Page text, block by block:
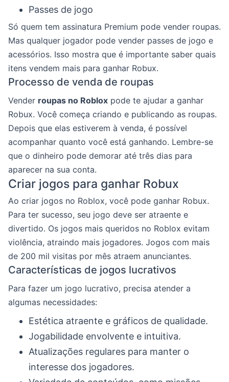
Passes de jogo
Só quem tem assinatura Premium pode vender roupas.
Mas qualquer jogador pode vender passes de jogo e
acessórios. Isso mostra que é importante saber quais
itens vendem mais para ganhar Robux.
Processo de venda de roupas
Vender roupas no Roblox pode te ajudar a ganhar
Robux. Você começa criando e publicando as roupas.
Depois que elas estiverem à venda, é possível
acompanhar quanto você está ganhando. Lembre-se
que o dinheiro pode demorar até três dias para
aparecer na sua conta.
Criar jogos para ganhar Robux
Ao criar jogos no Roblox, você pode ganhar Robux.
Para ter sucesso, seu jogo deve ser atraente e
divertido. Os jogos mais queridos no Roblox evitam
violência, atraindo mais jogadores. Jogos com mais
de 200 mil visitas por mês atraem anunciantes.
Características de jogos lucrativos
Para fazer um jogo lucrativo, precisa atender a
algumas necessidades:
Estética atraente e gráficos de qualidade.
Jogabilidade envolvente e intuitiva.
Atualizações regulares para manter o
interesse dos jogadores.